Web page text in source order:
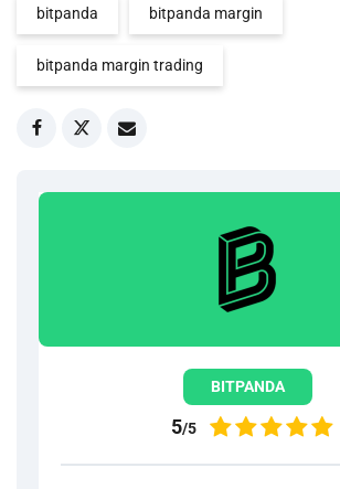
bitpanda bitpanda margin
bitpanda margin trading
BITPANDA
5/5